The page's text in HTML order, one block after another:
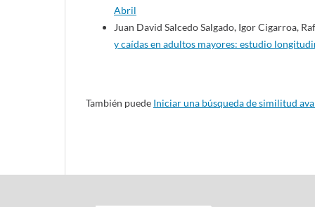
Abril
Juan David Salcedo Salgado, Igor Cigarroa,
y caídas en adultos mayores: estudio
También puede Iniciar una búsqueda de similitud